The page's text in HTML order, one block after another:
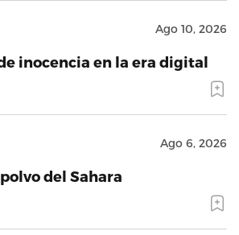
Ago 10, 2026
inocencia en la era digital
Ago 6, 2026
del Sahara